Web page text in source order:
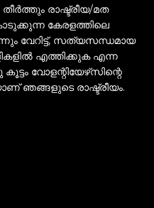
രാഷ്ട്രീയ/മത
കേരളത്തിലെ
വേറിട്ട്, സത്യസന്ധമായ
എത്തിക്കുക എന്ന
വോളന്റിയേഴ്‌സിന്റെ
ഞങ്ങളുടെ രാഷ്ട്രീയം.